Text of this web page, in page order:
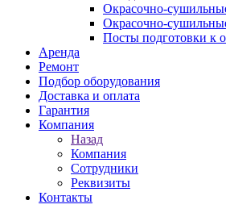
Окрасочно-
Окрасочно-
Посты подготовки к
Аренда
Ремонт
Подбор оборудования
Доставка и оплата
Гарантия
Компания
Назад
Компания
Сотрудники
Реквизиты
Контакты